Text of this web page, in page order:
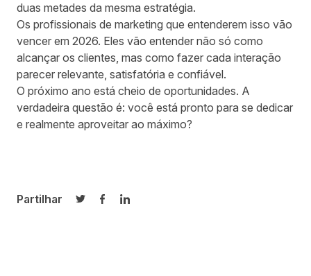
duas metades da mesma estratégia.
Os profissionais de marketing que entenderem isso vão
vencer em 2026. Eles vão entender não só como
alcançar os clientes, mas como fazer cada interação
parecer relevante, satisfatória e confiável.
O próximo ano está cheio de oportunidades. A
verdadeira questão é: você está pronto para se dedicar
e realmente aproveitar ao máximo?
Partilhar
Partilhar no Twitter
Partilhar no Facebook
Partilhar no LinkedIn